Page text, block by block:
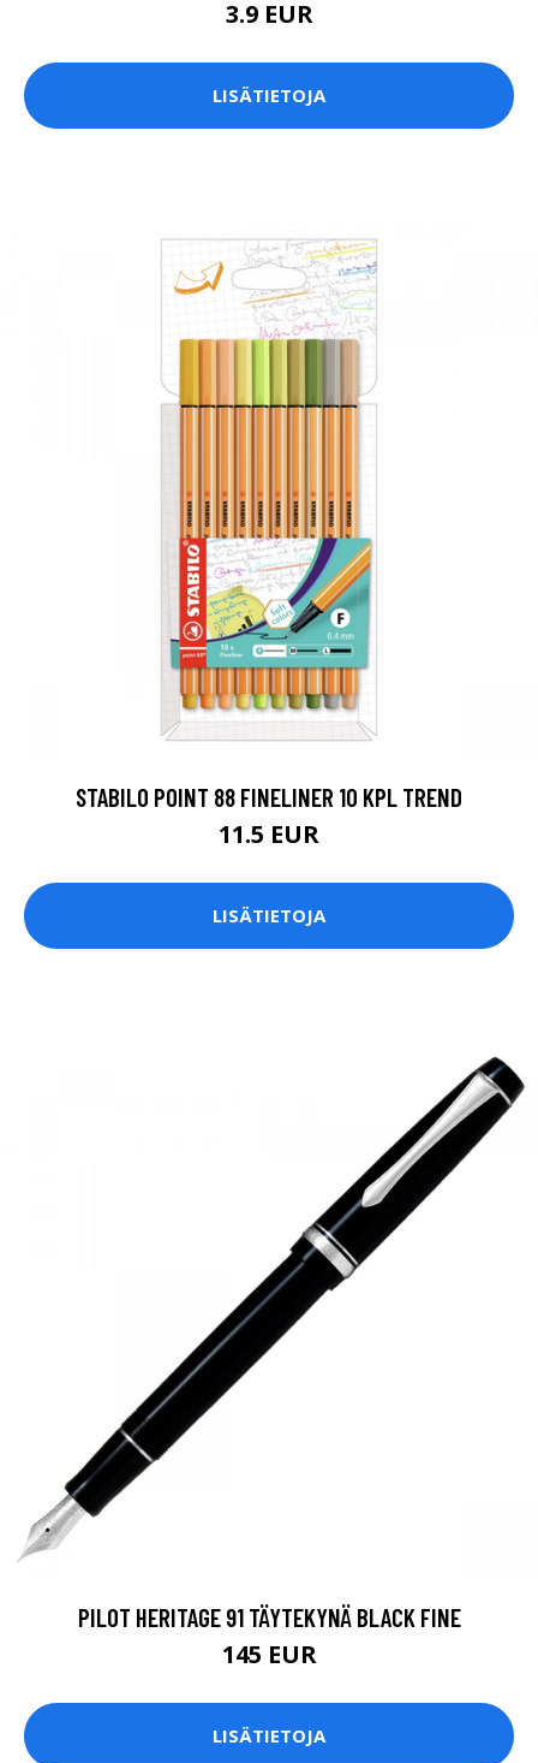
3.9 EUR
LISÄTIETOJA
STABILO POINT 88 FINELINER 10 KPL TREND
11.5 EUR
LISÄTIETOJA
PILOT HERITAGE 91 TÄYTEKYNÄ BLACK FINE
145 EUR
LISÄTIETOJA